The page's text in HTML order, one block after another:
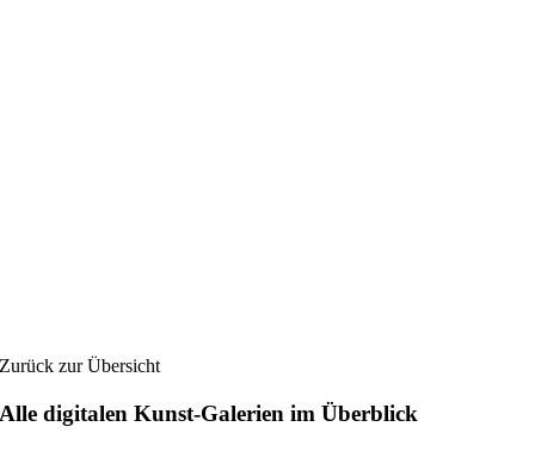
Zurück zur Übersicht
Alle digitalen Kunst-Galerien im Überblick